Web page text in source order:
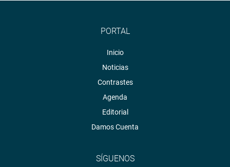
PORTAL
Inicio
Noticias
Contrastes
Agenda
Editorial
Damos Cuenta
SÍGUENOS